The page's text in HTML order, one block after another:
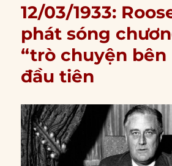
12/03/1933:
phát sóng
“trò chuyện bên
đầu tiên